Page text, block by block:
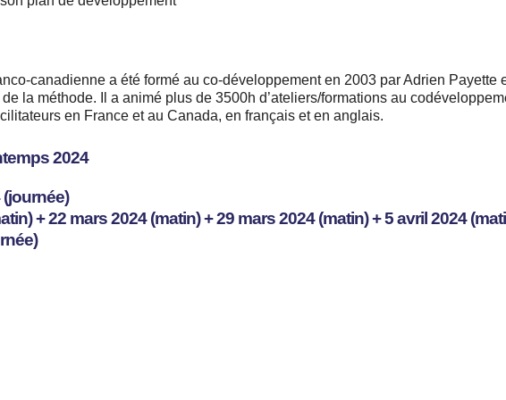
canadienne a été formé au co-développement en 2003 par Adrien Payette
la méthode. Il a animé plus de 3500h d’ateliers/formations au
en France et au Canada, en français et en anglais.
2024
(journée)
+ 22 mars 2024 (matin) + 29 mars 2024 (matin) + 5 avril 2024